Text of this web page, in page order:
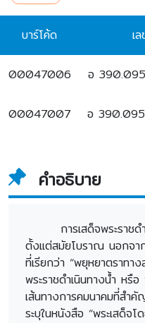
บาร์โค้ด เ
00047006 อ
00047007 อ
คำอธิบาย
การเสด็จพระราช
ตั้งแต่สมัยโบราณ นอกจาก
ที่เรียกว่า “พยุหยาตราทา
พระราชดำเนินทางน้ำ หรื
เส้นทางการคมนาคมที่สำ
ระบุในหนังสือ “พระเสด็จ